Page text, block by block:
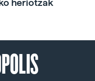
heriotzak